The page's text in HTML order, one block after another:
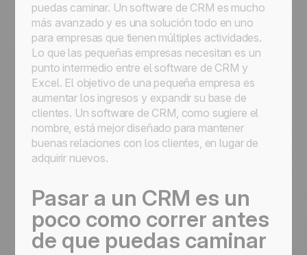
puedas caminar. Un software de CRM es mucho
más avanzado y es una solución todo en uno
para empresas que tienen múltiples actividades.
Lo que las pequeñas empresas necesitan es un
punto intermedio entre el software de CRM y
Excel. El objetivo de una pequeña empresa es
aumentar los ingresos y expandir su base de
clientes. Un software de CRM, como sugiere el
nombre, está mejor diseñado para mantener
buenas relaciones con los clientes, en lugar de
adquirir nuevos.
Pasar a un CRM es un
poco como correr antes
de que puedas caminar